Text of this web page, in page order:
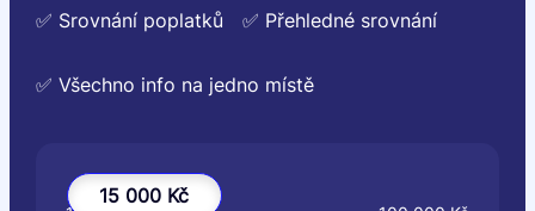
✅ Srovnání poplatků ✅ Přehledné srovnání
✅ Všechno info na jedno místě
15 000 Kč